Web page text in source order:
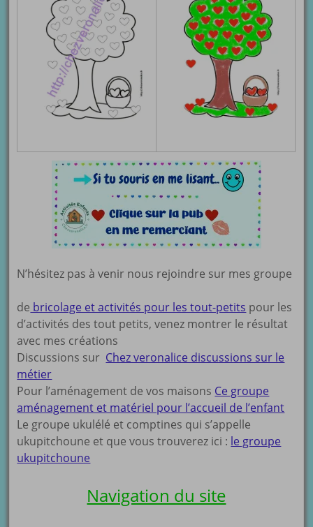
N’hésitez pas à venir nous rejoindre sur mes groupe
de bricolage et activités pour les tout-petits pour les
d’activités des tout petits, venez montrer le résultat
avec mes créations
Discussions sur Chez veronalice discussions sur le
métier
Pour l’aménagement de vos maisons Ce groupe
aménagement et matériel pour l’accueil de l’enfant
Le groupe ukulélé et comptines qui s’appelle
ukupitchoune et que vous trouverez ici : le groupe
ukupitchoune
Navigation du site